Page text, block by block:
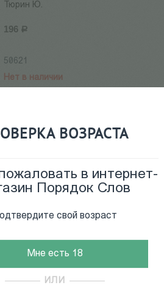
ВОЗРАСТА
в интернет-
Порядок Слов
свой возраст
Мне есть 18
ИЛИ
Тюрин Ю.
196 Р
50621
Нет в наличии
всегда обостряется
этих позиций автор и пытается
Читатель узнает об
с шедевром А.Тарковского
книге ведется взволнованный
кино.